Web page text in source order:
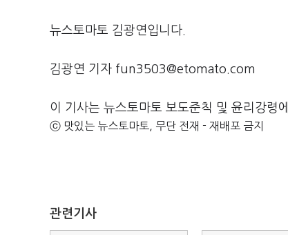
뉴스토마토 김광연입니다.
김광연 기자 fun3503@etomato.com
이 기사는 뉴스토마토 보도준칙 및 윤리강령
ⓒ 맛있는 뉴스토마토, 무단 전재 - 재배포 금지
관련기사